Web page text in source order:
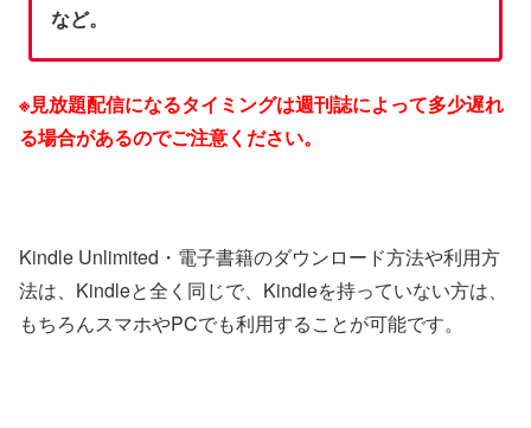
など。
※見放題配信になるタイミングは週刊誌によって多少遅れ
る場合があるのでご注意ください。
Kindle Unlimited・電子書籍のダウンロード方法や利用方
法は、Kindleと全く同じで、Kindleを持っていない方は、
もちろんスマホやPCでも利用することが可能です。